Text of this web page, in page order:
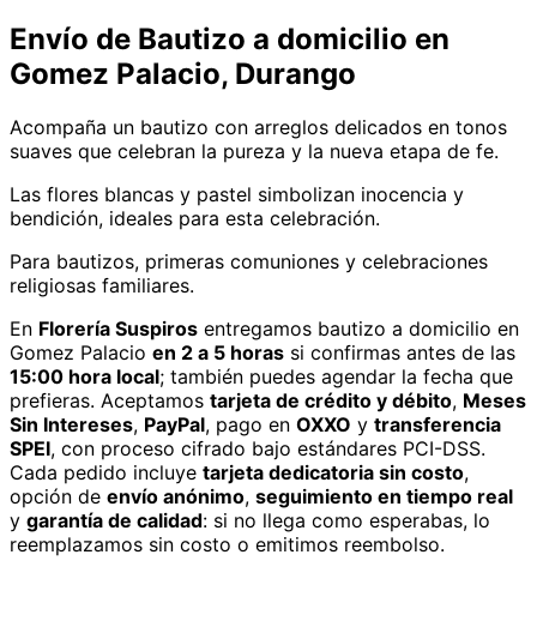
Envío de Bautizo a domicilio en
Gomez Palacio, Durango
Acompaña un bautizo con arreglos delicados en tonos
suaves que celebran la pureza y la nueva etapa de fe.
Las flores blancas y pastel simbolizan inocencia y
bendición, ideales para esta celebración.
Para bautizos, primeras comuniones y celebraciones
religiosas familiares.
En Florería Suspiros entregamos bautizo a domicilio en
Gomez Palacio en 2 a 5 horas si confirmas antes de las
15:00 hora local; también puedes agendar la fecha que
prefieras. Aceptamos tarjeta de crédito y débito, Meses
Sin Intereses, PayPal, pago en OXXO y transferencia
SPEI, con proceso cifrado bajo estándares PCI-DSS.
Cada pedido incluye tarjeta dedicatoria sin costo,
opción de envío anónimo, seguimiento en tiempo real
y garantía de calidad: si no llega como esperabas, lo
reemplazamos sin costo o emitimos reembolso.